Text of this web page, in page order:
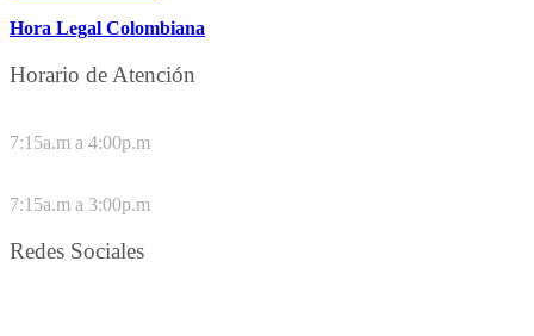
Hora Legal Colombiana
Horario de Atención
7:15a.m a 4:00p.m
7:15a.m a 3:00p.m
Redes Sociales